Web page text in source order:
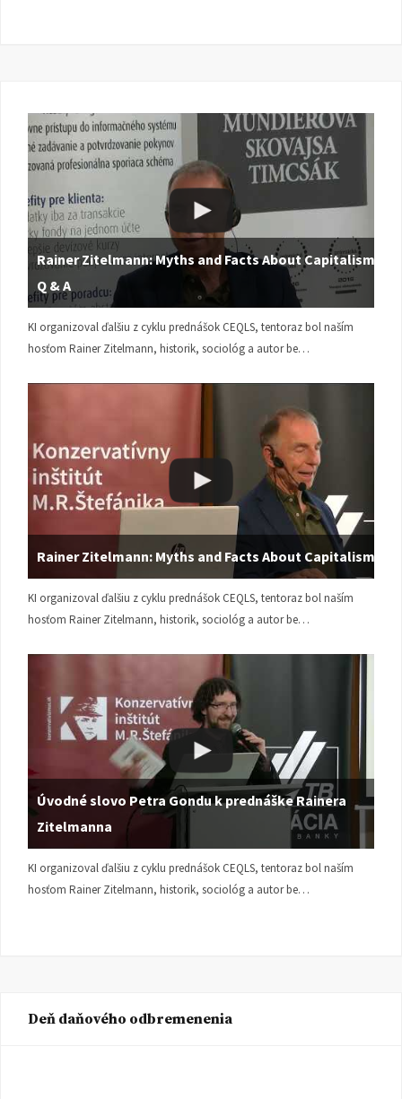
Rainer Zitelmann: Myths and Facts About Capitalism |
Q & A
KI organizoval ďalšiu z cyklu prednášok CEQLS, tentoraz bol naším
hosťom Rainer Zitelmann, historik, sociológ a autor be…
Rainer Zitelmann: Myths and Facts About Capitalism
KI organizoval ďalšiu z cyklu prednášok CEQLS, tentoraz bol naším
hosťom Rainer Zitelmann, historik, sociológ a autor be…
Úvodné slovo Petra Gondu k prednáške Rainera
Zitelmanna
KI organizoval ďalšiu z cyklu prednášok CEQLS, tentoraz bol naším
hosťom Rainer Zitelmann, historik, sociológ a autor be…
Deň daňového odbremenenia